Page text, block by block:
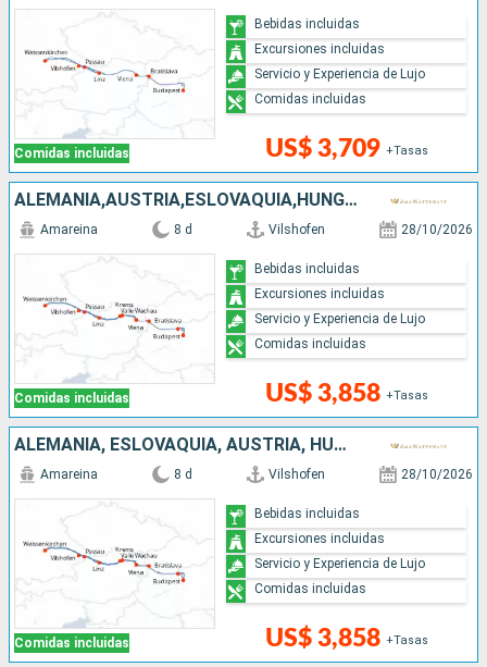
Comidas incluidas US$ 3,709 +Tasas
Bebidas incluidas
Excursiones incluidas
Servicio y Experiencia de Lujo
Comidas incluidas
ALEMANIA,AUSTRIA,ESLOVAQUIA,HUNGRÍA
Comidas incluidas
Amareina 8 d Vilshofen 28/10/2026
US$ 3,858 +Tasas
Bebidas incluidas
Excursiones incluidas
Servicio y Experiencia de Lujo
Comidas incluidas
ALEMANIA, ESLOVAQUIA, AUSTRIA, HUNGRÍA
Comidas incluidas
Amareina 8 d Vilshofen 28/10/2026
US$ 3,858 +Tasas
Bebidas incluidas
Excursiones incluidas
Servicio y Experiencia de Lujo
Comidas incluidas